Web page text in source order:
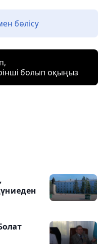
бөлісу
болып оқыңыз